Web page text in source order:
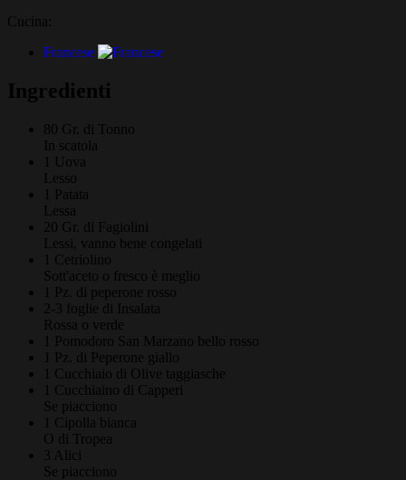
Cucina:
Francese
Ingredienti
80 Gr. di
Tonno
In scatola
Uova
Lesso
Patata
Lessa
20 Gr. di
Fagiolini
Lessi, vanno bene congelati
Cetriolino
Sott'aceto o fresco è meglio
1 Pz. di
peperone rosso
2-3 foglie di
Insalata
Rossa o verde
Pomodoro San Marzano bello rosso
1 Pz. di
Peperone giallo
1 Cucchiaio di
Olive taggiasche
1 Cucchiaino di
Capperi
Se piacciono
Cipolla bianca
O di Tropea
3 Alici
Se piacciono